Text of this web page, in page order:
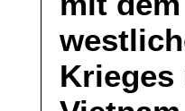
Krieges